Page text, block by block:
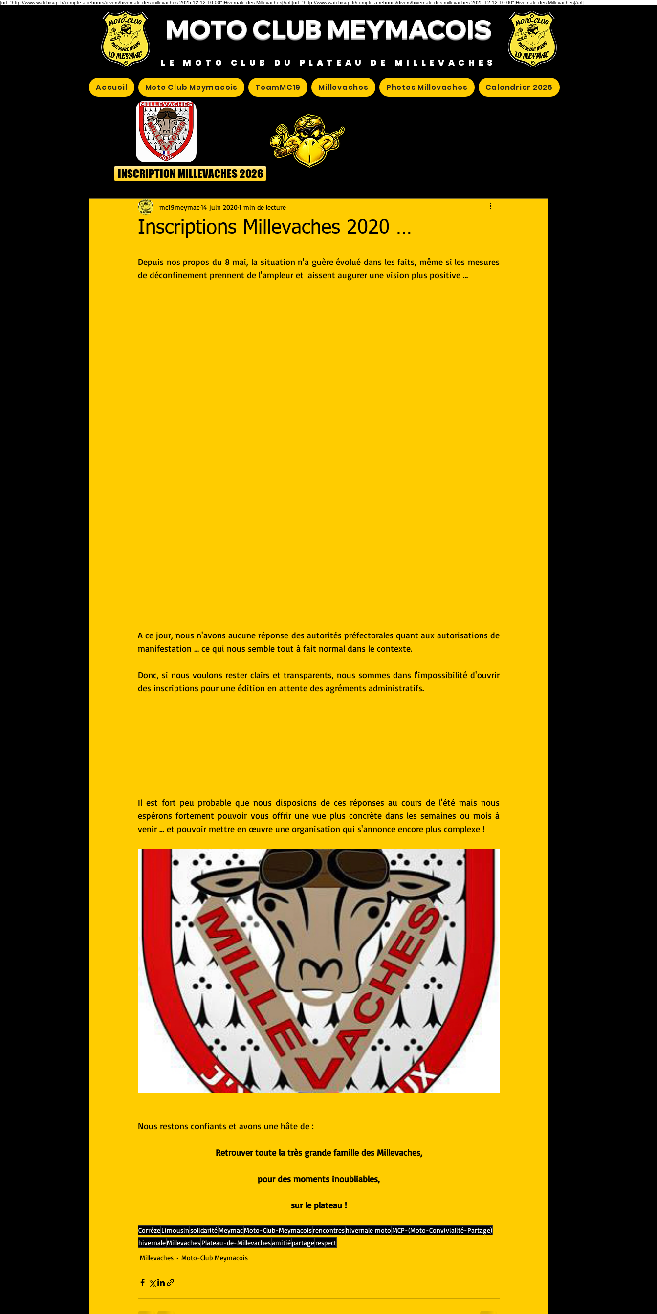
[url="http://www.watchisup.fr/compte-a-rebours/divers/hivernale-des-millevaches-2025-12-12-10-00"]Hivernale des Millevaches[/url][url="http://www.watchisup.fr/compte-a-rebours/divers/hivernale-des-millevaches-2025-12-12-10-00"]Hivernale des Millevaches[/url]
MOTO CLUB MEYMACOIS
LE MOTO CLUB DU PLATEAU DE MILLEVACHES
Accueil Moto Club Meymacois TeamMC19 Millevaches Photos Millevaches Calendrier 2026
INSCRIPTION MILLEVACHES 2026
Inscriptions Millevaches 2020 …
mc19meymac14 juin 20201 min de lecture
Depuis nos propos du 8 mai, la situation n'a guère évolué dans les faits, même si les mesures
de déconfinement prennent de l'ampleur et laissent augurer une vision plus positive …
A ce jour, nous n'avons aucune réponse des autorités préfectorales quant aux autorisations de
manifestation … ce qui nous semble tout à fait normal dans le contexte.
Donc, si nous voulons rester clairs et transparents, nous sommes dans l'impossibilité d'ouvrir
des inscriptions pour une édition en attente des agréments administratifs.
Il est fort peu probable que nous disposions de ces réponses au cours de l'été mais nous
espérons fortement pouvoir vous offrir une vue plus concrète dans les semaines ou mois à
venir … et pouvoir mettre en œuvre une organisation qui s'annonce encore plus complexe !
Nous restons confiants et avons une hâte de :
Retrouver toute la très grande famille des Millevaches,
pour des moments inoubliables,
sur le plateau !
CorrèzeLimousinsolidaritéMeymacMoto-Club-Meymacoisrencontreshivernale motoMCP-(Moto-Convivialité-Partage)
hivernaleMillevachesPlateau-de-Millevachesamitiépartagerespect
Millevaches
Moto-Club Meymacois